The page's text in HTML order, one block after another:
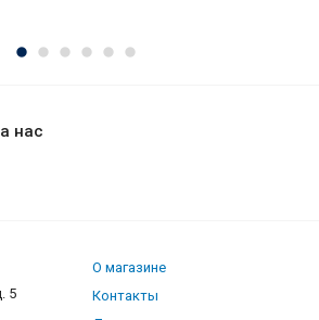
нас
5
О магазине
Контакты